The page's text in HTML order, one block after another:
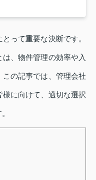
って重要な決断です。
、物件管理の効率や入
の記事では、管理会社
に向けて、適切な選択